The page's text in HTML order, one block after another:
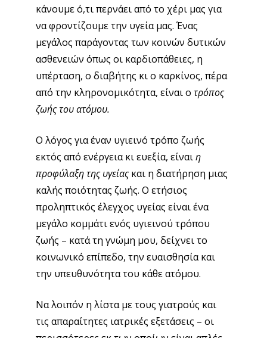
κάνουμε ό,τι περνάει από το χέρι μας για
να φροντίζουμε την υγεία μας. Ένας
μεγάλος παράγοντας των κοινών δυτικών
ασθενειών όπως οι καρδιοπάθειες, η
υπέρταση, ο διαβήτης κι ο καρκίνος, πέρα
από την κληρονομικότητα, είναι ο τρόπος
ζωής του ατόμου.
Ο λόγος για έναν υγιεινό τρόπο ζωής
εκτός από ενέργεια κι ευεξία, είναιη
προφύλαξη της υγείαςκαι η διατήρηση μιας
καλής ποιότητας ζωής. Ο ετήσιος
προληπτικός έλεγχος υγείας είναι ένα
μεγάλο κομμάτι ενός υγιεινού τρόπου
ζωής – κατά τη γνώμη μου, δείχνει το
κοινωνικό επίπεδο, την ευαισθησία και
την υπευθυνότητα του κάθε ατόμου.
Να λοιπόν η λίστα με τους γιατρούς και
τις απαραίτητες ιατρικές εξετάσεις – οι